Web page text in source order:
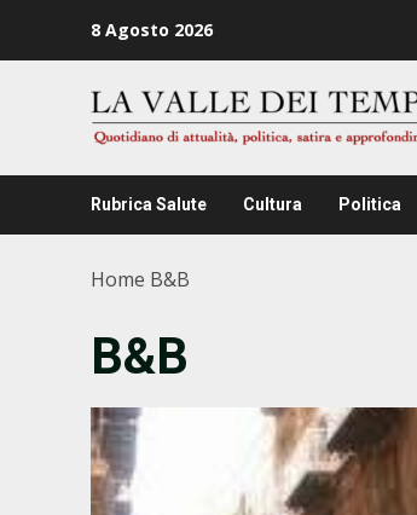
8 Agosto 2026
Rubrica Salute Cultura Politica
Home B&B
B&B